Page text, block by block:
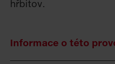
hřbitov.
Informace o této